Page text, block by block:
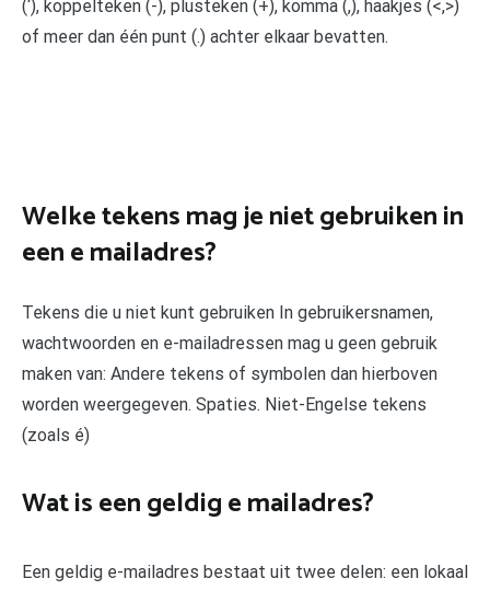
(‘), koppelteken (-), plusteken (+), komma (,), haakjes (<,>)
of meer dan één punt (.) achter elkaar bevatten.
Welke tekens mag je niet gebruiken in
een e mailadres?
Tekens die u niet kunt gebruiken In gebruikersnamen,
wachtwoorden en e-mailadressen mag u geen gebruik
maken van: Andere tekens of symbolen dan hierboven
worden weergegeven. Spaties. Niet-Engelse tekens
(zoals é)
Wat is een geldig e mailadres?
Een geldig e-mailadres bestaat uit twee delen: een lokaal